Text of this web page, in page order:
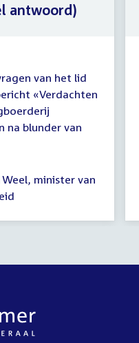
van het lid
«Verdachten
na blunder van
Weel, minister van
antwoord)